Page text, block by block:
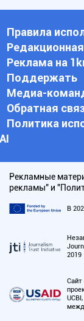
Правила
Реклама на
Поддержать
Медиа-
Обратная
Политика
АI
Рекламные
рекламы" и
В
2019
Сайт